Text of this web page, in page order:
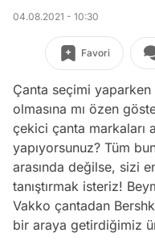
04.08.2021 - 10:30
Favori
Çanta seçimi
olmasına mı özen
çekici çanta markaları
yapıyorsunuz? Tüm
arasında değilse, sizi
tanıştırmak isteriz!
Vakko çantadan
bir araya getirdiğimiz